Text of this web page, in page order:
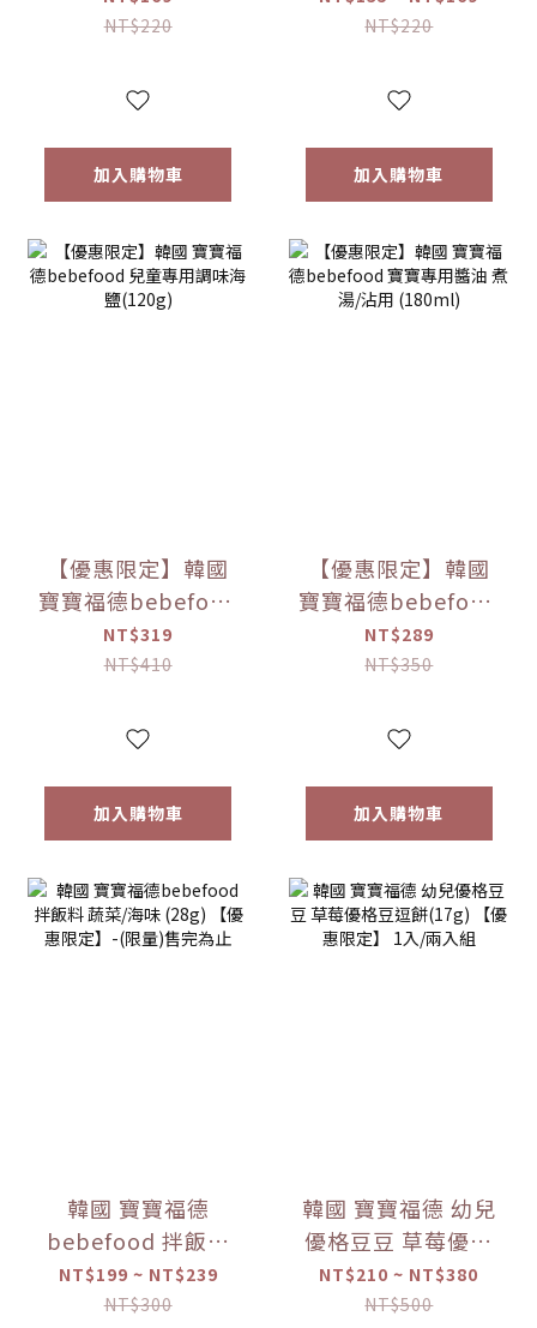
紅薯/南瓜 (20g)
NT$220
加入購物車
菜/水果 (25g) 【優
NT$220
加入購物車
【優惠限定】韓國
寶寶福德bebefood
兒童專用調味海鹽
(120g)
NT$319
NT$410
加入購物車
【優惠限定】韓國
寶寶福德bebefood
寶寶專用醬油 煮湯/
沾用 (180ml)
NT$289
NT$350
加入購物車
韓國 寶寶福德
bebefood 拌飯料
蔬菜/海味 (28g)
【優惠限定】-(限
NT$199 ~ NT$239
NT$300
韓國 寶寶福德 幼兒
優格豆豆 草莓優格
豆逗餅(17g) 【優惠
限定】 1入/兩入組
NT$210 ~ NT$380
NT$500